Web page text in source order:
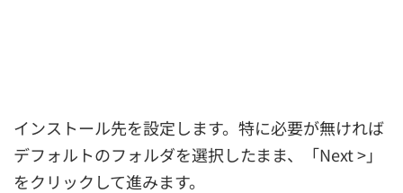
インストール先を設定します。特に必要が無ければ
デフォルトのフォルダを選択したまま、「Next >」
をクリックして進みます。